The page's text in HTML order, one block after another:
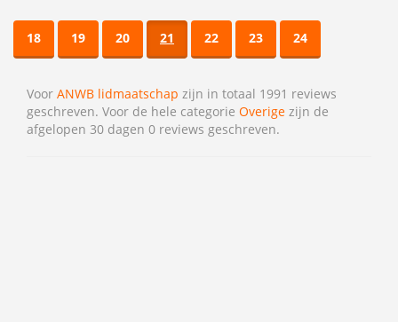
18 19 20 21 22 23 24
Voor ANWB lidmaatschap zijn in totaal 1991 reviews
geschreven. Voor de hele categorie Overige zijn de
afgelopen 30 dagen 0 reviews geschreven.